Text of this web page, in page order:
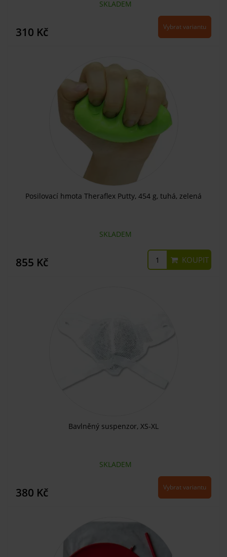
SKLADEM
310 Kč Vybrat variantu
Posilovací hmota Theraflex Putty, 454 g, tuhá, zelená
SKLADEM
855 Kč KOUPIT
Bavlněný suspenzor, XS-XL
SKLADEM
380 Kč Vybrat variantu